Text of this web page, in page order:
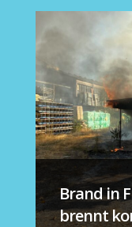
Brand in
brennt